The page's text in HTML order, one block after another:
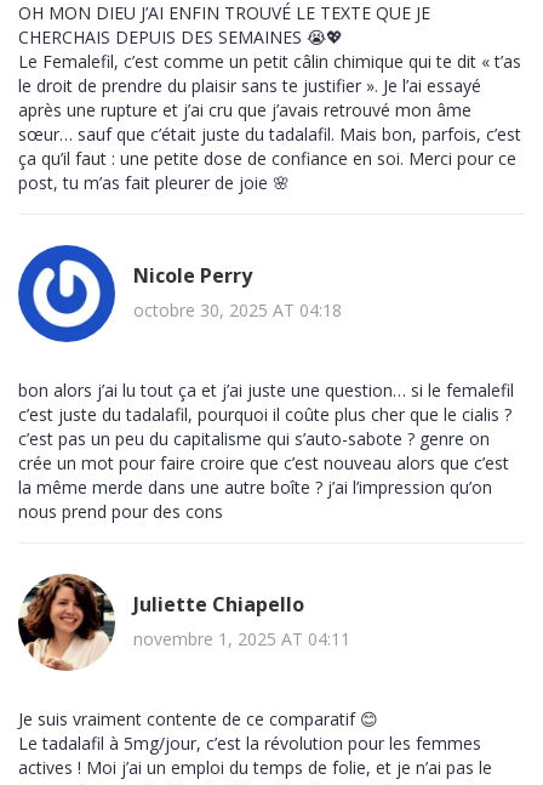
OH MON DIEU J’AI ENFIN TROUVÉ LE TEXTE QUE JE
CHERCHAIS DEPUIS DES SEMAINES 😭💖
Le Femalefil, c’est comme un petit câlin chimique qui te dit « t’as
le droit de prendre du plaisir sans te justifier ». Je l’ai essayé
après une rupture et j’ai cru que j’avais retrouvé mon âme
sœur… sauf que c’était juste du tadalafil. Mais bon, parfois, c’est
ça qu’il faut : une petite dose de confiance en soi. Merci pour ce
post, tu m’as fait pleurer de joie 🌸
Nicole Perry
octobre 30, 2025 AT 04:18
bon alors j’ai lu tout ça et j’ai juste une question… si le femalefil
c’est juste du tadalafil, pourquoi il coûte plus cher que le cialis ?
c’est pas un peu du capitalisme qui s’auto-sabote ? genre on
crée un mot pour faire croire que c’est nouveau alors que c’est
la même merde dans une autre boîte ? j’ai l’impression qu’on
nous prend pour des cons
Juliette Chiapello
novembre 1, 2025 AT 04:11
Je suis vraiment contente de ce comparatif 😊
Le tadalafil à 5mg/jour, c’est la révolution pour les femmes
actives ! Moi j’ai un emploi du temps de folie, et je n’ai pas le